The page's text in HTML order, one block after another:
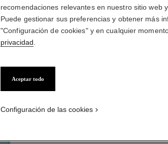
recomendaciones relevantes en nuestro sitio web
Puede gestionar sus preferencias y obtener más
"Configuración de cookies" y en cualquier
privacidad
Aceptar todo
Configuración de las cookies